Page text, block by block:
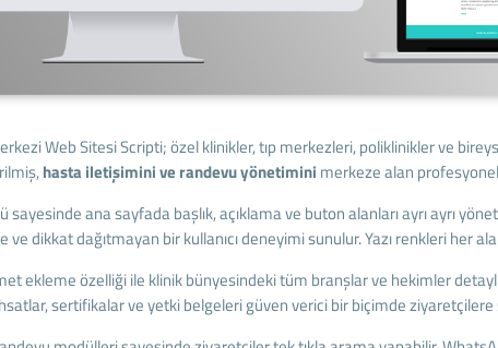
Web Sitesi Scripti; özel klinikler, tıp merkezleri, poliklinikler ve
hasta iletişimini ve randevu yönetimini merkeze alan
sayesinde ana sayfada başlık, açıklama ve buton alanları ayrı ayrı
dikkat dağıtmayan bir kullanıcı deneyimi sunulur. Yazı renkleri her
ekleme özelliği ile klinik bünyesindeki tüm branşlar ve hekimler
sertifikalar ve yetki belgeleri güven verici bir biçimde ziyaretçilere